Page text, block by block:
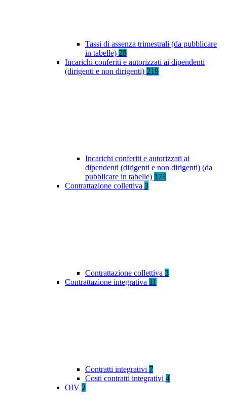
Tassi di assenza trimestrali (da pubblicare
in tabelle) 28
Incarichi conferiti e autorizzati ai dipendenti
(dirigenti e non dirigenti) 219
Incarichi conferiti e autorizzati ai
dipendenti (dirigenti e non dirigenti) (da
pubblicare in tabelle) 174
Contrattazione collettiva 3
Contrattazione collettiva 3
Contrattazione integrativa 11
Contratti integrativi 7
Costi contratti integrativi 4
OIV 2